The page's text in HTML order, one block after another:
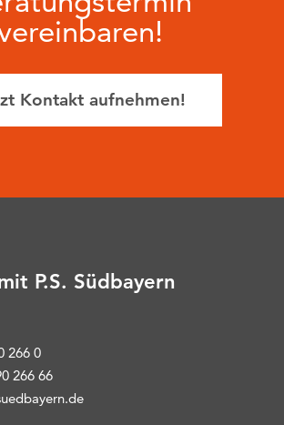
Kontakt aufnehmen!
P.S. Südbayern
266 0
266 66